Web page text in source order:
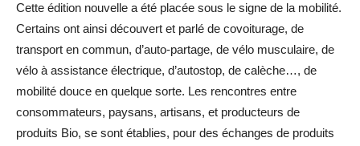
Cette édition nouvelle a été placée sous le signe de la mobilité.
Certains ont ainsi découvert et parlé de covoiturage, de
transport en commun, d’auto-partage, de vélo musculaire, de
vélo à assistance électrique, d’autostop, de calèche…, de
mobilité douce en quelque sorte. Les rencontres entre
consommateurs, paysans, artisans, et producteurs de
produits Bio, se sont établies, pour des échanges de produits